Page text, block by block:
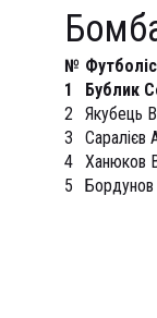
№ Футболі
1
Бублик
2
Якубець
3
Саралієв
4 Ханюков
5